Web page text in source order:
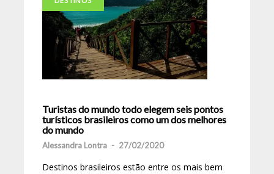
Turistas do mundo todo elegem seis pontos
turísticos brasileiros como um dos melhores
do mundo
Alessandra Lontra - 27/02/2020
Destinos brasileiros estão entre os mais bem